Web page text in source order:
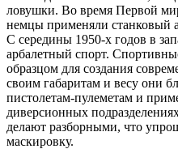
ловушки. Во время Первой
немцы применяли станковый
С середины 1950-х годов в
арбалетный спорт.
образцом для создания
своим габаритам и весу они
пистолетам-пулеметам и
диверсионных
делают разборными, что
маскировку.